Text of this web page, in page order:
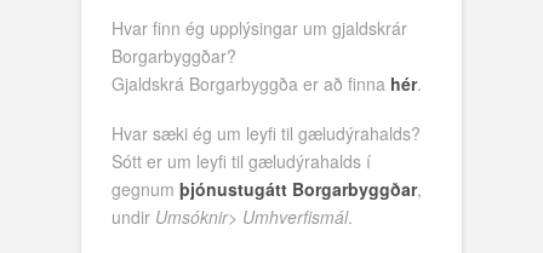
Hvar finn ég upplýsingar um gjaldskrár
Borgarbyggðar?
Gjaldskrá Borgarbyggða er að finna hér.
Hvar sæki ég um leyfi til gæludýrahalds?
Sótt er um leyfi til gæludýrahalds í
gegnumþjónustugátt Borgarbyggðar,
undir Umsóknir> Umhverfismál.